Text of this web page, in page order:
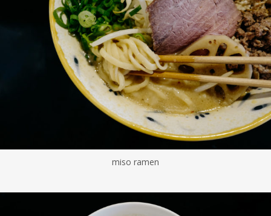
miso ramen